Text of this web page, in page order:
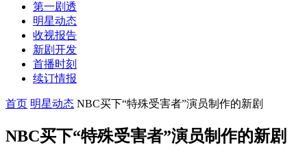
第一剧透
明星动态
收视报告
新剧开发
首播时刻
续订情报
首页 明星动态 NBC买下“特殊受害者”演员制作的新剧
NBC买下“特殊受害者”演员制作的新剧